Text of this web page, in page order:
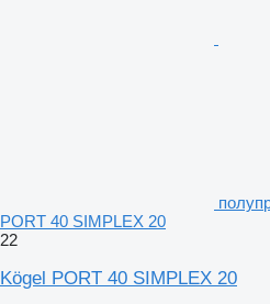
PORT 40 SIMPLEX 20
22
Kögel PORT 40 SIMPLEX 20